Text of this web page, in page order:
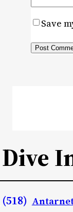
Save
Dive
(518)